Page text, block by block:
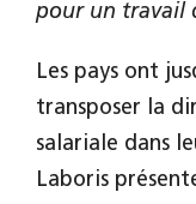
pour un travail
Les pays ont
transposer la
salariale dans
Laboris